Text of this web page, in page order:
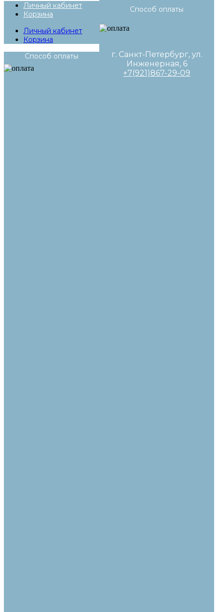
Личный кабинет
Корзина
Личный кабинет
Корзина
Способ оплаты
Способ оплаты
г. Санкт-Петербург, ул.
Инженерная, 6
+7(921)867-29-09